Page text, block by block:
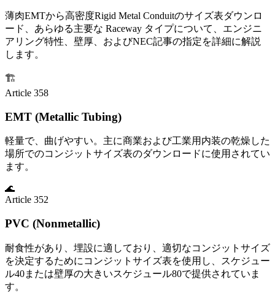
薄肉EMTから高密度Rigid Metal Conduitのサイズ表ダウンロ
ード、あらゆる主要な Raceway タイプについて、エンジニ
アリング特性、壁厚、およびNEC記事の指定を詳細に解説
します。
🏗️
Article 358
EMT (Metallic Tubing)
軽量で、曲げやすい。主に商業および工業用内装の乾燥した
場所でのコンジットサイズ表のダウンロードに使用されてい
ます。
🌊
Article 352
PVC (Nonmetallic)
耐食性があり、埋設に適しており、適切なコンジットサイズ
を決定するためにコンジットサイズ表を使用し、スケジュー
ル40または壁厚の大きいスケジュール80で提供されていま
す。